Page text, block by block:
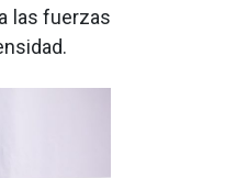
las fuerzas